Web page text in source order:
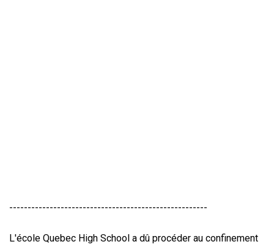
------------------------------------------------------
L'école Quebec High School a dû procéder au confinement